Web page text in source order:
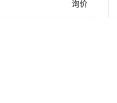
询价